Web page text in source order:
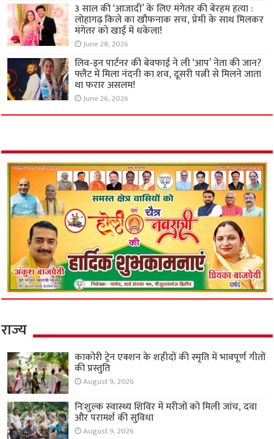
3 साल की ‘आजादी’ के लिए मंगेतर की बेरहम हत्या :
लोहागढ़ किले का खौफनाक सच, प्रेमी के साथ मिलकर
मंगेतर को खाई में धकेला!
June 28, 2026
लिव-इन पार्टनर की बेवफाई ने ली ‘आप’ नेता की जान?
फ्लैट में मिला नंदनी का शव, दूसरी पत्नी से मिलने जाता
था फरार असलम!
June 26, 2026
राज्य
काकोरी ट्रेन एक्शन के शहीदों की स्मृति में भावपूर्ण गीतों
की प्रस्तुति
August 9, 2026
निःशुल्क स्वास्थ्य शिविर में मरीजों को मिली जांच, दवा
और परामर्श की सुविधा
August 9, 2026